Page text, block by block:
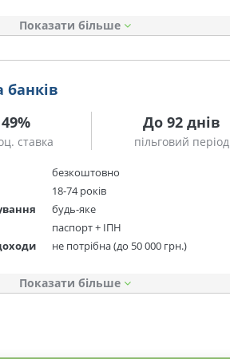
Показати
банків
ставка
До 92 днів
пільговий період
безкоштовно
18-74 років
будь-яке
паспорт + ІПН
не потрібна (до 50 000 грн.)
Показати